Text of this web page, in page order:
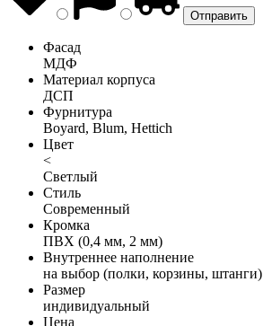
Фасад
МДФ
Материал корпуса
ДСП
Фурнитура
Boyard, Blum, Hettich
Цвет
<
Светлый
Стиль
Современный
Кромка
ПВХ (0,4 мм, 2 мм)
Внутреннее наполнение
на выбор (полки, корзины, штанги)
Размер
индивидуальный
Цена